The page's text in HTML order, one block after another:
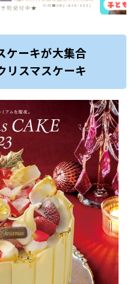
ケーキが大集合
スマスケーキ